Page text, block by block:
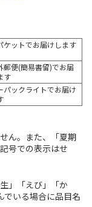
ケットでお届けします
郵便(簡易書留)でお届
す
パックライトでお届け
ん。また、「夏期
号での表示はせ
」「えび」「か
でいる場合に品目名